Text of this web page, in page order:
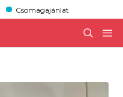
Csomagajánlat